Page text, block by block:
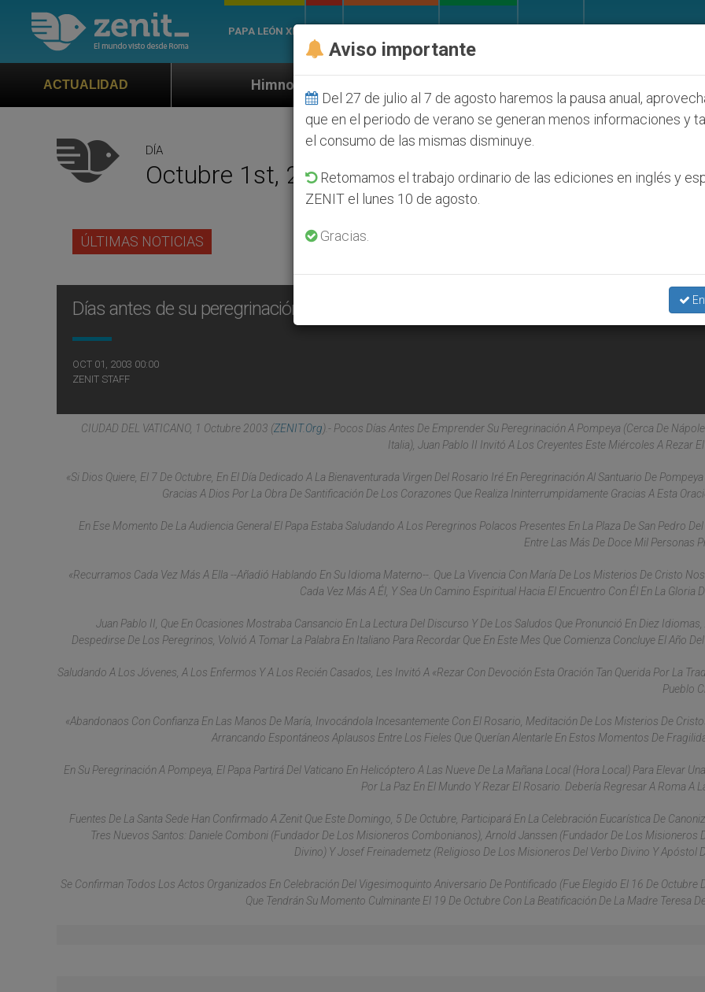
PAPA LEÓN XIV
ACTUALIDADHimno oficial de la Jornada Mundial de la Juventud Seúl 2027
DÍA
Octubre 1st, 2003
ÚLTIMAS NOTICIAS
Días antes de su peregrinación a Pompeya, el Papa invita a rezar el Rosario
OCT 01, 2003 00:00
ZENIT STAFF
CIUDAD DEL VATICANO, 1 Octubre 2003 (ZENIT.org).- Pocos Días Antes De Emprender Su Peregrinación A Pompeya (cerca De
Italia), Juan Pablo II Invitó A Los Creyentes Este Miércoles A Rezar
«Si Dios Quiere, El 7 De Octubre, En El Día Dedicado A La Bienaventurada Virgen Del Rosario Iré En Peregrinación Al Santuario De
Gracias A Dios Por La Obra De Santificación De Los Corazones Que Realiza Ininterrumpidamente Gracias A Esta
En Ese Momento De La Audiencia General El Papa Estaba Saludando A Los Peregrinos Polacos Presentes En La Plaza De San Pedro
Entre Las Más De Doce Mil Personas
«Recurramos Cada Vez Más A Ella --Añadió Hablando En Su Idioma Materno--. Que La Vivencia Con María De Los Misterios De Cristo
Cada Vez Más A Él, Y Sea Un Camino Espiritual Hacia El Encuentro Con Él En La Gloria
Juan Pablo II, Que En Ocasiones Mostraba Cansancio En La Lectura Del Discurso Y De Los Saludos Que Pronunció En Diez Idiomas,
Despedirse De Los Peregrinos, Volvió A Tomar La Palabra En Italiano Para Recordar Que En Este Mes Que Comienza Concluye El Año
Saludando A Los Jóvenes, A Los Enfermos Y A Los Recién Casados, Les Invitó A «rezar Con Devoción Esta Oración Tan Querida Por La
Pueblo
«Abandonaos Con Confianza En Las Manos De María, Invocándola Incesantemente Con El Rosario, Meditación De Los Misterios De
Arrancando Espontáneos Aplausos Entre Los Fieles Que Querían Alentarle En Estos Momentos De
En Su Peregrinación A Pompeya, El Papa Partirá Del Vaticano En Helicóptero A Las Nueve De La Mañana Local (hora Local) Para Elevar
Por La Paz En El Mundo Y Rezar El Rosario. Debería Regresar A Roma A
Fuentes De La Santa Sede Han Confirmado A Zenit Que Este Domingo, 5 De Octubre, Participará En La Celebración Eucarística De
Tres Nuevos Santos: Daniele Comboni (fundador De Los Misioneros Combonianos), Arnold Janssen (fundador De Los Misioneros
Divino) Y Josef Freinademetz (religioso De Los Misioneros Del Verbo Divino Y Apóstol
Se Confirman Todos Los Actos Organizados En Celebración Del Vigesimoquinto Aniversario De Pontificado (fue Elegido El 16 De Octubre
Que Tendrán Su Momento Culminante El 19 De Octubre Con La Beatificación De La Madre Teresa
Aviso importante
Del 27 de julio al 7 de agosto haremos la pausa anual,
que en el periodo de verano se generan menos informaciones y
el consumo de las mismas disminuye.
Retomamos el trabajo ordinario de las ediciones en inglés y
ZENIT el lunes 10 de agosto.
Gracias.